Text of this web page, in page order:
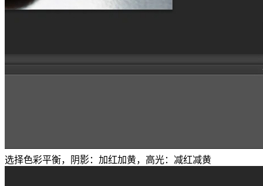
选择色彩平衡，阴影：加红加黄，高光：减红减黄